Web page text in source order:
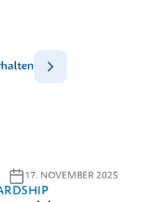
17. NOVEMBER 2025